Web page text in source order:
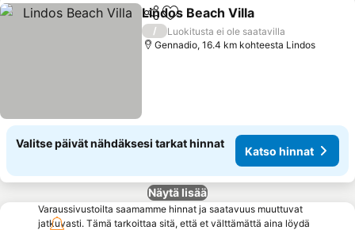
Jaa Lisää suosikkeihin
Lindos Beach Villa
/
Luokitusta ei ole saatavilla
Gennadio, 16.4 km kohteesta Lindos
Valitse päivät nähdäksesi tarkat hinnat
Katso hinnat
Näytä lisää
Varaussivustoilta saamamme hinnat ja saatavuus muuttuvat
jatkuvasti. Tämä tarkoittaa sitä, että et välttämättä aina löydä